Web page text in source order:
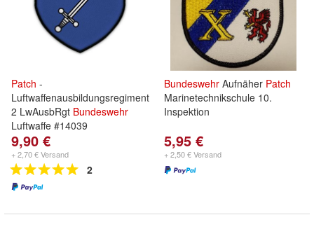
Patch -
Luftwaffenausbildungsregiment
2 LwAusbRgt Bundeswehr
Luftwaffe #14039
9,90 €
+ 2,70 € Versand
2
Bundeswehr Aufnäher Patch
Marinetechnikschule 10.
Inspektion
5,95 €
+ 2,50 € Versand